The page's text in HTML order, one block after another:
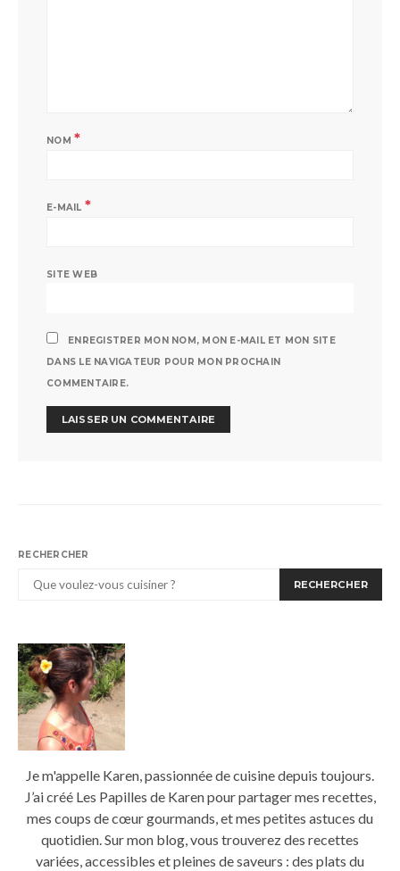
NOM *
E-MAIL *
SITE WEB
ENREGISTRER MON NOM, MON E-MAIL ET MON SITE
DANS LE NAVIGATEUR POUR MON PROCHAIN
COMMENTAIRE.
RECHERCHER
RECHERCHER
Je m'appelle Karen, passionnée de cuisine depuis toujours.
J’ai créé Les Papilles de Karen pour partager mes recettes,
mes coups de cœur gourmands, et mes petites astuces du
quotidien. Sur mon blog, vous trouverez des recettes
variées, accessibles et pleines de saveurs : des plats du